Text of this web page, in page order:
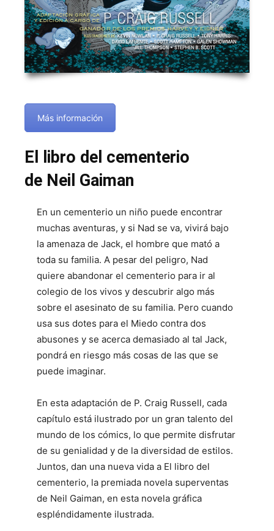
Más información
El libro del cementerio
de Neil Gaiman
En un cementerio un niño puede encontrar
muchas aventuras, y si Nad se va, vivirá bajo
la amenaza de Jack, el hombre que mató a
toda su familia. A pesar del peligro, Nad
quiere abandonar el cementerio para ir al
colegio de los vivos y descubrir algo más
sobre el asesinato de su familia. Pero cuando
usa sus dotes para el Miedo contra dos
abusones y se acerca demasiado al tal Jack,
pondrá en riesgo más cosas de las que se
puede imaginar.
En esta adaptación de P. Craig Russell, cada
capítulo está ilustrado por un gran talento del
mundo de los cómics, lo que permite disfrutar
de su genialidad y de la diversidad de estilos.
Juntos, dan una nueva vida a El libro del
cementerio, la premiada novela superventas
de Neil Gaiman, en esta novela gráfica
espléndidamente ilustrada.